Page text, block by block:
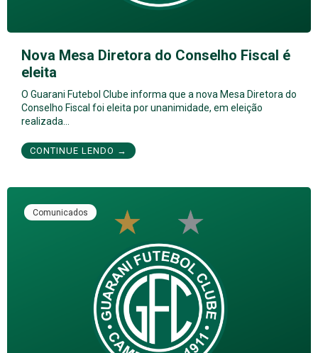
Nova Mesa Diretora do Conselho Fiscal é
eleita
O Guarani Futebol Clube informa que a nova Mesa Diretora do
Conselho Fiscal foi eleita por unanimidade, em eleição
realizada…
CONTINUE LENDO →
Comunicados